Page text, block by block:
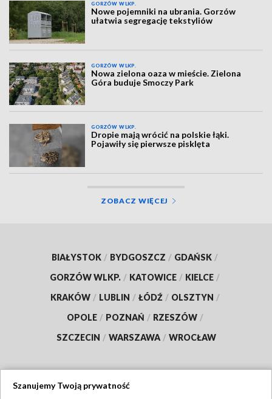
GORZÓW WLKP.
Nowe pojemniki na ubrania. Gorzów
ułatwia segregację tekstyliów
GORZÓW WLKP.
Nowa zielona oaza w mieście. Zielona
Góra buduje Smoczy Park
GORZÓW WLKP.
Dropie mają wrócić na polskie łąki.
Pojawiły się pierwsze pisklęta
ZOBACZ WIĘCEJ
BIAŁYSTOK / BYDGOSZCZ / GDAŃSK /
GORZÓW WLKP. / KATOWICE / KIELCE /
KRAKÓW / LUBLIN / ŁÓDŹ / OLSZTYN /
OPOLE / POZNAŃ / RZESZÓW /
SZCZECIN / WARSZAWA / WROCŁAW
Szanujemy Twoją prywatność